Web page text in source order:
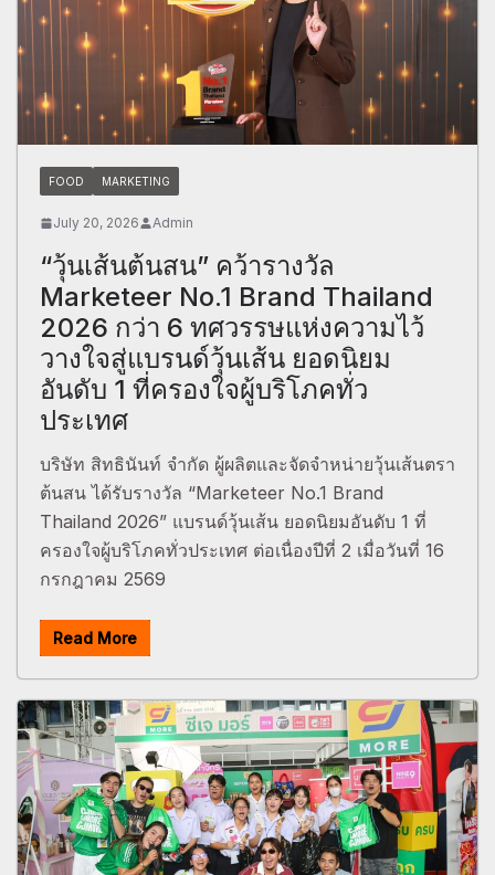
FOOD MARKETING
July 20, 2026 Admin
“วุ้นเส้นต้นสน” คว้ารางวัล
Marketeer No.1 Brand Thailand
2026 กว่า 6 ทศวรรษแห่งความไว้
วางใจสู่แบรนด์วุ้นเส้น ยอดนิยม
อันดับ 1 ที่ครองใจผู้บริโภคทั่ว
ประเทศ
บริษัท สิทธินันท์ จำกัด ผู้ผลิตและจัดจำหน่ายวุ้นเส้นตรา
ต้นสน ได้รับรางวัล “Marketeer No.1 Brand
Thailand 2026” แบรนด์วุ้นเส้น ยอดนิยมอันดับ 1 ที่
ครองใจผู้บริโภคทั่วประเทศ ต่อเนื่องปีที่ 2 เมื่อวันที่ 16
กรกฎาคม 2569
Read More